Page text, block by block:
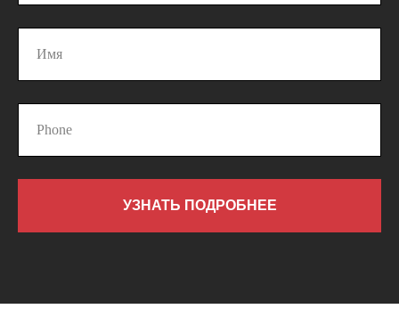
УЗНАТЬ ПОДРОБНЕЕ